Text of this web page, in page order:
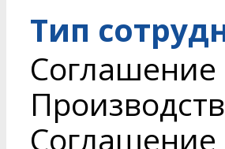
Тип
Соглашение
Соглашение